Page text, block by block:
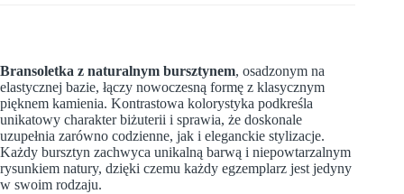
Bransoletka z naturalnym bursztynem, osadzonym na
elastycznej bazie, łączy nowoczesną formę z klasycznym
pięknem kamienia. Kontrastowa kolorystyka podkreśla
unikatowy charakter biżuterii i sprawia, że doskonale
uzupełnia zarówno codzienne, jak i eleganckie stylizacje.
Każdy bursztyn zachwyca unikalną barwą i niepowtarzalnym
rysunkiem natury, dzięki czemu każdy egzemplarz jest jedyny
w swoim rodzaju.